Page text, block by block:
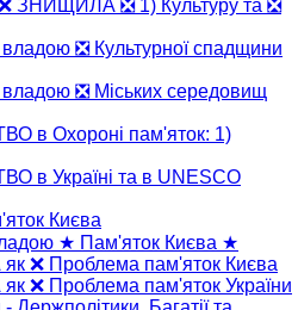
ЗНИЩИЛА ❎ 1) Культуру та ❎
❎ Культурної спадщини
❎ Міських середовищ
в Охороні пам'яток: 1)
в Україні та в UNESCO
Києва
★ Пам'яток Києва ★
❌ Проблема пам'яток Києва
❌ Проблема пам'яток України